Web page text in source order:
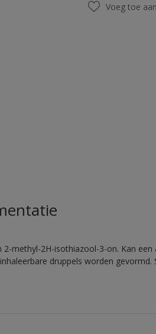
Voeg toe
methyl-2H-isothiazool-3-on. Kan een
druppels worden gevormd.